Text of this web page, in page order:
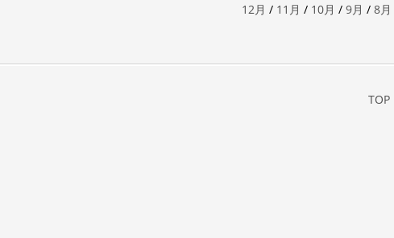
12月 / 11月 / 10月 / 9月 / 8月
TOP